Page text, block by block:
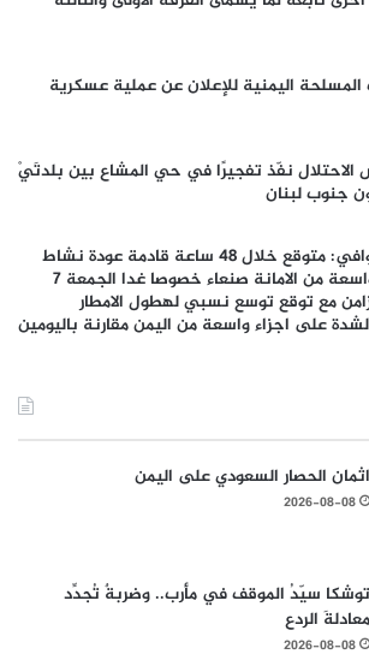
المسلحة اليمنية للإعلان عن عملية عسكرية
الاحتلال نفّذ تفجيرًا في حي المشاع بين بلدتَيْ
جنوب لبنان
الفلكي عدنان الشوافي: متوقع خلال 48 ساعة قادمة عودة نشاط
الأمطار على اجزاء واسعة من الامانة صنعاء خصوصا غدا الجمعة 7
بالتزامن مع توقع توسع نسبي لهطول الامطار
على اجزاء واسعة من اليمن مقارنة باليومين
اثمان الحصار السعودي على اليمن
2026-08-08
توشكا سيّدُ الموقف في مأرب.. وضربةٌ تُجدِّد
معادلةَ الردع
2026-08-08